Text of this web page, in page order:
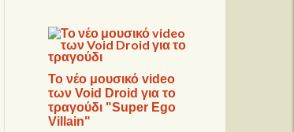
Το νέο μουσικό video
των Void Droid για το
τραγούδι "Super Ego
Villain"